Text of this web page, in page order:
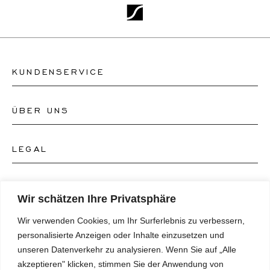
Wir schätzen Ihre Privatsphäre
Wir verwenden Cookies, um Ihr Surferlebnis zu verbessern,
personalisierte Anzeigen oder Inhalte einzusetzen und
unseren Datenverkehr zu analysieren. Wenn Sie auf „Alle
akzeptieren" klicken, stimmen Sie der Anwendung von
KUNDENSERVICE
Kontakt Uhrengeschäft
ÜBER UNS
Über uns
Magazin
LEGAL
Datenschutzrichtlinie
Impressum
Instagram
Facebook
SPRACHE